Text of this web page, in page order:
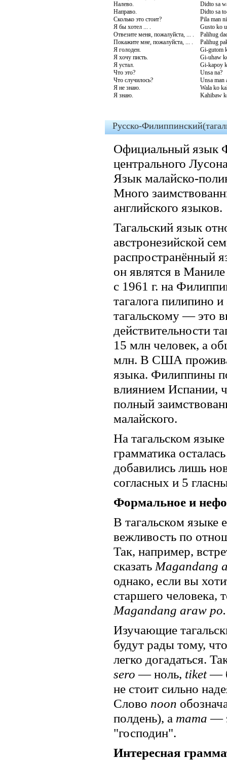
Налево.
Didto sa
Направо.
Didto sa
Сколько это стоит?
Pila man
Я бы хотел ... .
Gusto ko
Отвезите меня, пожалуйста, ... .
Palihug
Покажите мне, пожалуйста, ... .
Palihug
Я голоден.
Gi-gutom
Я хочу писть.
Gi-uhaw
Я устал.
Gi-kapoy
Что это?
Unsa na?
Что случилось?
Unsa man
Я не знаю.
Wala ko
Я знаю.
Kahibaw
Русско-
Официальный язык
центрального
Язык малайско-
Много
английского языков.
Тагальский язык
австронезийской
распространённый
он являтся в
с 1961 г. на
тагалога пилипино
тагальскому — это
действительности
15 млн человек, а
млн. В США
языка. Филиппины
влиянием Испании,
полный
малайского.
На тагальском
грамматика
добавились лишь
согласных и 5
Формальное и
В тагальском языке
вежливость по
Так, например,
сказать Magandang
однако, если вы
старшего человека,
Magandang araw po.
Изучающие
будут рады тому,
легко догадаться.
sero — ноль, tiket—
не стоит сильно
Слово noon
полдень), а mama —
"господин".
Интересная